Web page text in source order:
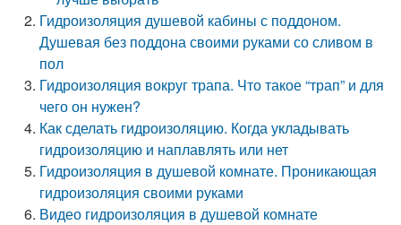
Гидроизоляция душевой кабины с поддоном.
Душевая без поддона своими руками со сливом в
пол
Гидроизоляция вокруг трапа. Что такое “трап” и для
чего он нужен?
Как сделать гидроизоляцию. Когда укладывать
гидроизоляцию и наплавлять или нет
Гидроизоляция в душевой комнате. Проникающая
гидроизоляция своими руками
Видео гидроизоляция в душевой комнате